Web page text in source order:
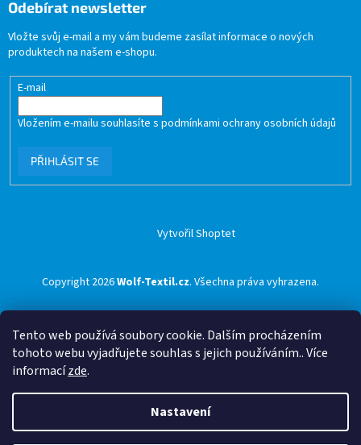
Tento web používá soubory cookie. Dalším procházením
tohoto webu vyjadřujete souhlas s jejich používáním.. Více
informacízde.
Nastavení
Odebírat newsletter
Vložte svůj e-mail a my vám budeme zasílat informace o nových
produktech na našem e-shopu.
E-mail
Vložením e-mailu souhlasíte s podmínkami ochrany osobních údajů
PŘIHLÁSIT SE
Vytvořil Shoptet
Copyright 2026Wolf-Textil.cz. Všechna práva vyhrazena.